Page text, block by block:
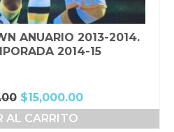
ANUARIO 2013-2014.
2014-15
El
precio
original
$15,000.00El
precio
AL CARRITO